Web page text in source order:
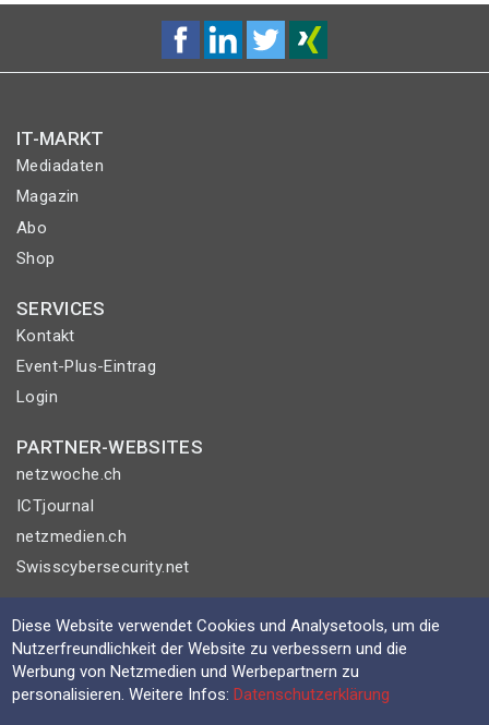
IT-MARKT
Mediadaten
Magazin
Abo
Shop
SERVICES
Kontakt
Event-Plus-Eintrag
Login
PARTNER-WEBSITES
netzwoche.ch
ICTjournal
netzmedien.ch
Swisscybersecurity.net
© NETZMEDIEN AG 2026
Impressum
AGB
Nutzungsbestimmungen
Diese Website verwendet Cookies und Analysetools, um die
Nutzerfreundlichkeit der Website zu verbessern und die
Werbung von Netzmedien und Werbepartnern zu
personalisieren. Weitere Infos:Datenschutzerklärung